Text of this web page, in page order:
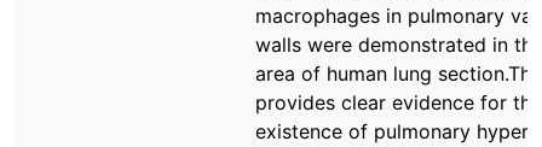
macrophages in pulmonary
walls were demonstrated in
area of human lung
provides clear evidence for the
existence of pulmonary